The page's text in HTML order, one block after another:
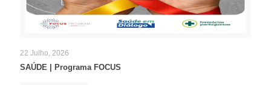
22 Julho, 2026
SAÚDE | Programa FOCUS